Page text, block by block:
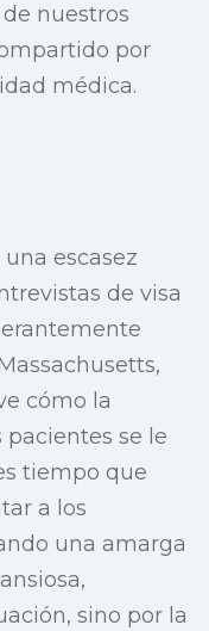
nuestros
por
médica.
escasez
de visa
cómo la
se le
tiempo que
a los
una amarga
sino por la